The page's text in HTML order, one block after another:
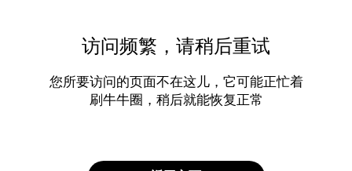
访问频繁，请稍后重试
您所要访问的页面不在这儿，它可能正忙着
刷牛牛圈，稍后就能恢复正常